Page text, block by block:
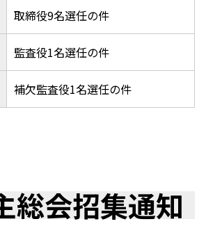
事業部
ョンセンター
取締役9名選任の件
監査役1名選任の件
補欠監査役1名選任の件
総会招集通知